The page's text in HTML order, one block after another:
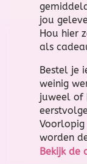
jou
Hou hier
als
Bestel je
weinig
juweel of
worden
Bekijk de